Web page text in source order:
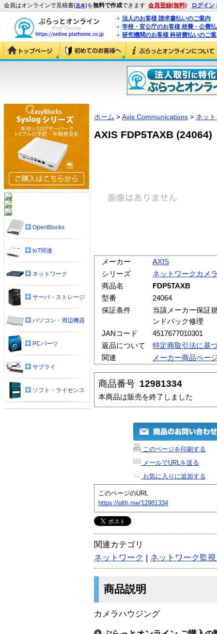
会員はオンラインで見積書(見本)を無料で作成できます 会員登録(無料) ログイン
法人のお客様 請求書払いのご案内
学校・官公庁のお客様 校費・公費
研究機関のお客様 科研費払いのご
ホーム > Axis Communications > ネッ
AXIS FDP5TAXB (24064)
メーカー
AXIS
シリーズ
ネットワークカメ
商品名
FDP5TAXB
型番
24064
保証条件
当該メーカー保証
ンドバック修理
JANコード
4517677010301
返品について
特定商取引法に基
関連
メーカー商品ペー
商品番号 12981334
本商品は販売を終了しました
このページを印刷する
メールでURLを送る
お気に入りに追加する
このページのURL
https://plth.me/12981334
関連カテゴリ
ネットワーク | ネットワーク監
商品説明
カメラハウジング
OpenBlocks
IoT関連
ネットワーク
サーバ・ストレージ
パソコン・周辺機器
PCパーツ
サプライ
ソフト・ライセンス